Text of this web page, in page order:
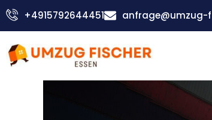
Zum
Inhalt
+4915792644451 anfrage@umzug-